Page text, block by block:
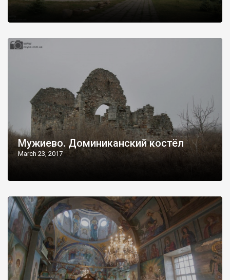
Мужиево. Доминиканский костёл
March 23, 2017